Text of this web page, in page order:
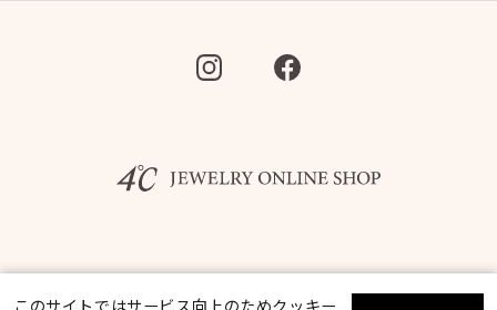
このサイトではサービス向上のためクッキー